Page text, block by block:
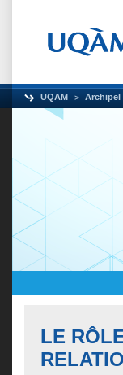
UQAM Archipel
LE